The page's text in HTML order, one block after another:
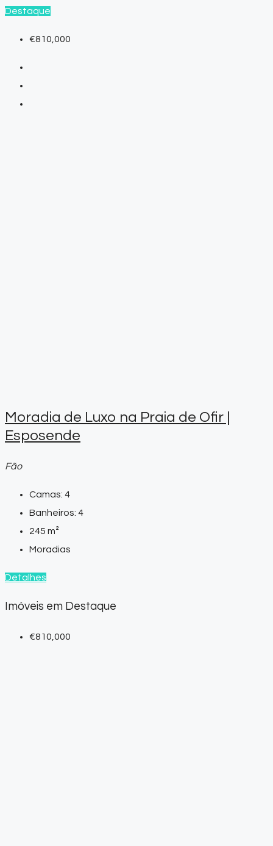
Destaque
€810,000
Moradia de Luxo na Praia de Ofir |
Esposende
Fão
Camas: 4
Banheiros: 4
245 m²
Moradias
Detalhes
Imóveis em Destaque
€810,000